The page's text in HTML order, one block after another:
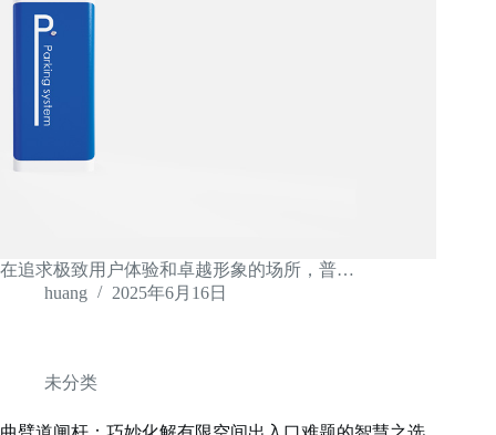
在追求极致用户体验和卓越形象的场所，普…
huang
2025年6月16日
未分类